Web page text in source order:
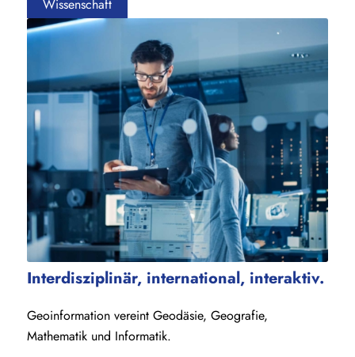
Wissenschaft
Interdisziplinär, international, interaktiv.
Geoinformation vereint Geodäsie, Geografie,
Mathematik und Informatik.